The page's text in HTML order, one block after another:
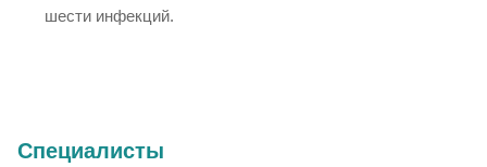
шести инфекций.
Специалисты